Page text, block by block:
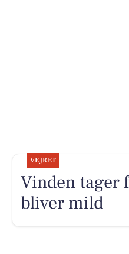
VEJRET
Vinden tager
bliver mild